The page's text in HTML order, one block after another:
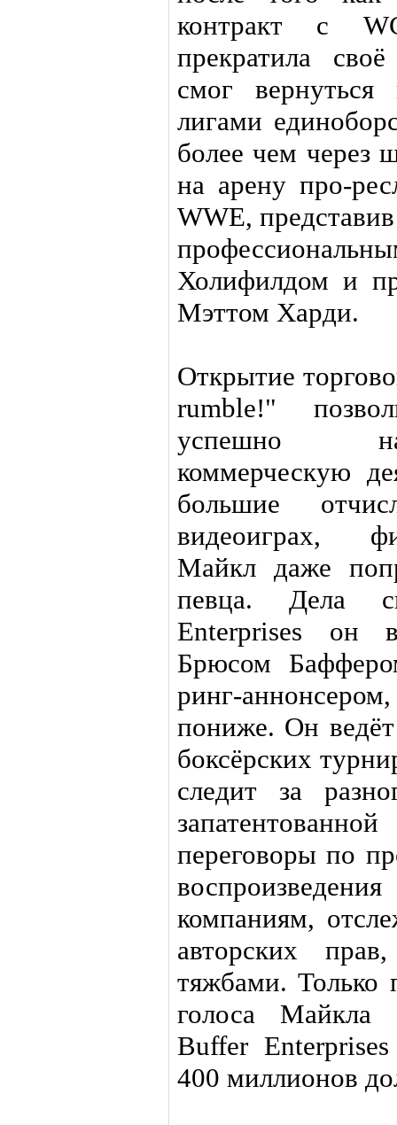
контракт с
прекратила
смог
лигами
более чем через
на арену про-
WWE,
Холифилдом и
Мэттом Харди.
Открытие
rumble!"
успешно
коммерческую
большие
видеоиграх,
Майкл даже
певца. Дела
Enterprises он
Брюсом
ринг-
пониже. Он
боксёрских
следит за
переговоры по
компаниям,
авторских
тяжбами. Только
голоса Майкла
Buffer
400 миллионов